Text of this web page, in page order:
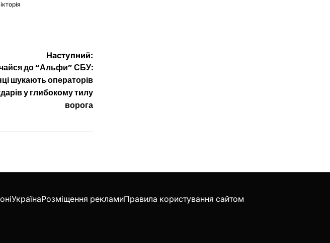
Наступний:
до “Альфи” СБУ:
шукають операторів
у глибокому тилу
ворога
УкраїнаРозміщення рекламиПравила користування сайтом